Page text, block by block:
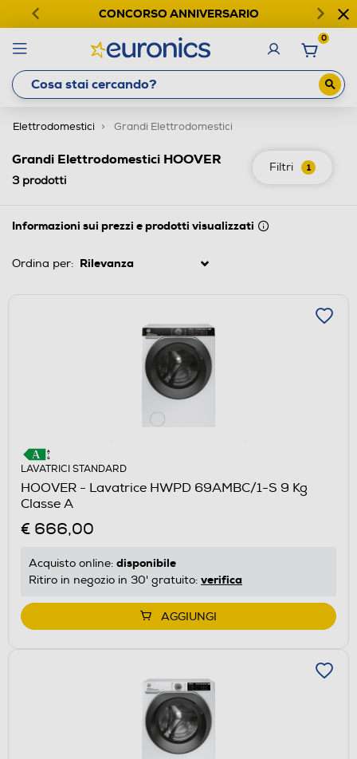
CONCORSO ANNIVERSARIO
0
Elettrodomestici Grandi Elettrodomestici
Filtri 1
Grandi Elettrodomestici HOOVER
3prodotti
Informazioni sui prezzi e prodotti visualizzati
Ordina per:
LAVATRICI STANDARD
HOOVER - Lavatrice HWPD 69AMBC/1-S 9 Kg
Classe A
€ 666,00
Acquisto online: disponibile
Ritiro in negozio in 30' gratuito: verifica
AGGIUNGI